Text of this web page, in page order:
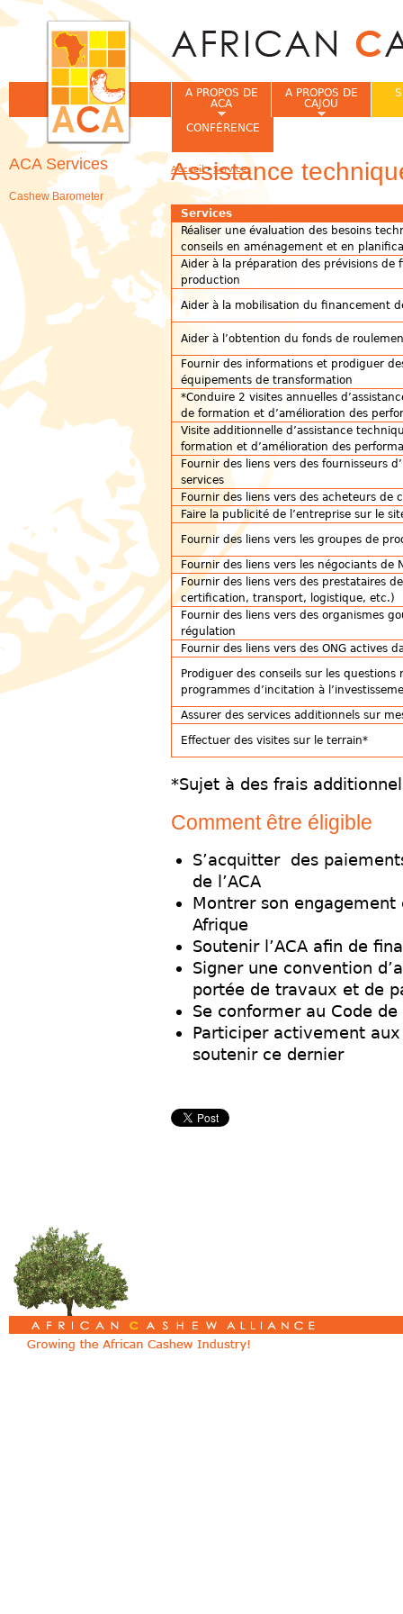
Assistance
Services
Réaliser une évaluation des besoins
conseils en aménagement et en
Aider à la préparation des prévisions de
production
Aider à la mobilisation du financement
Aider à l’obtention du fonds de
Fournir des informations et prodiguer
équipements de transformation
*Conduire 2 visites annuelles
de formation et d’amélioration des
Visite additionnelle d’assistance
formation et d’amélioration des
Fournir des liens vers des fournisseurs
services
Fournir des liens vers des acheteurs de
Faire la publicité de l’entreprise sur le
Fournir des liens vers les groupes de
Fournir des liens vers les négociants de
Fournir des liens vers des prestataires
certification, transport, logistique, etc.)
Fournir des liens vers des organismes
régulation
Fournir des liens vers des ONG actives
Prodiguer des conseils sur les questions
programmes d’incitation à
Assurer des services additionnels sur
Effectuer des visites sur le terrain*
*Sujet à des frais
Comment être éligible
S’acquitter des
de l’ACA
Montrer son
Afrique
Soutenir l’ACA afin de
Signer une convention
portée de travaux et de
Se conformer au Code
Participer activement
soutenir ce dernier
A PROPOS DE
ACA
A PROPOS DE
CAJOU
CONFÉRENCE
Vous êtes ici
Accueil›Services
ACA Services
Cashew Barometer